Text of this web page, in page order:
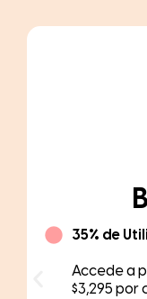
45% de
Accede a
$2,920 por